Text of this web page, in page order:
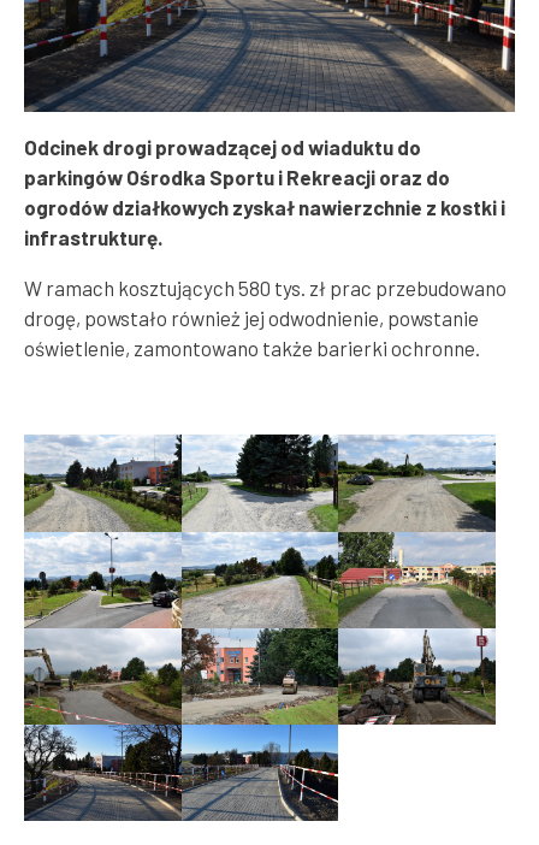
Odcinek drogi prowadzącej od wiaduktu do
parkingów Ośrodka Sportu i Rekreacji oraz do
ogrodów działkowych zyskał nawierzchnie z kostki i
infrastrukturę.
W ramach kosztujących 580 tys. zł prac przebudowano
drogę, powstało również jej odwodnienie, powstanie
oświetlenie, zamontowano także barierki ochronne.